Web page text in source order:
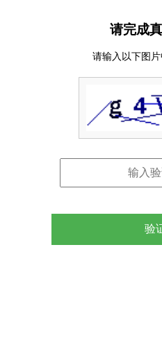
请完成
请输入以下图片
验